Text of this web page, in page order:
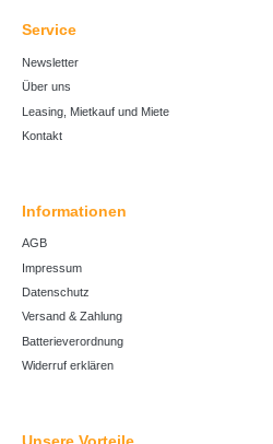
Unsere Vorteile
Service
Newsletter
Über uns
Leasing, Mietkauf und Miete
Kontakt
Informationen
AGB
Impressum
Datenschutz
Versand & Zahlung
Batterieverordnung
Widerruf erklären